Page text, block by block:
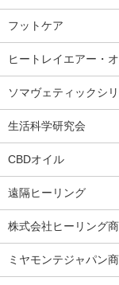
フットケア
ヒートレイエアー・
ソマヴェティックシ
生活科学研究会
CBDオイル
遠隔ヒーリング
株式会社ヒーリング
ミヤモンテジャパン